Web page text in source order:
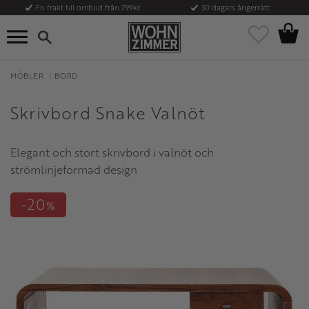
Meny
Fri frakt till ombud från 799kr 30 dagars ångerrätt
Favoriter
MÖBLER BORD
Skrivbord Snake Valnöt
Elegant och stort skrivbord i valnöt och
strömlinjeformad design
20%